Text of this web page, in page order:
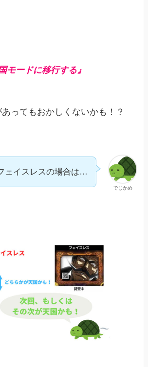
モードに移行する』
ってもおかしくないかも！？
でじかめ
ェイスレスの場合は…